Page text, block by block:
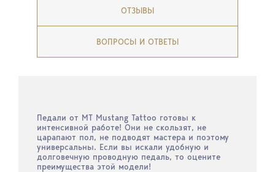
ОТЗЫВЫ
ВОПРОСЫ И ОТВЕТЫ
Педали от MT Mustang Tattoo готовы к
интенсивной работе! Они не скользят, не
царапают пол, не подводят мастера и поэтому
универсальны. Если вы искали удобную и
долговечную проводную педаль, то оцените
преимущества этой модели!